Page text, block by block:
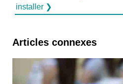
installer ❯
Articles connexes